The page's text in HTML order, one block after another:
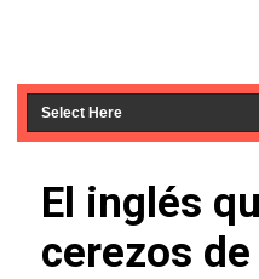
El inglés
cerezos